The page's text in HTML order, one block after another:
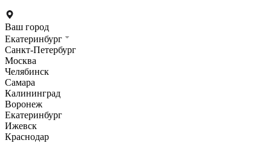
Ваш город
Екатеринбург
Санкт-Петербург
Москва
Челябинск
Самара
Калининград
Воронеж
Екатеринбург
Ижевск
Краснодар